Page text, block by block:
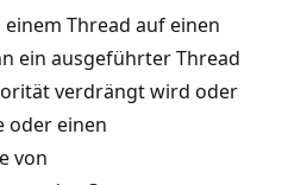
Thread auf einen
ein ausgeführter Thread
verdrängt wird oder
oder einen
von